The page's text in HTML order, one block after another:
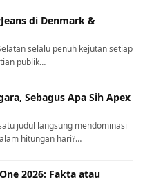
di Denmark &
selalu penuh kejutan setiap
publik…
Sebagus Apa Sih Apex
judul langsung mendominasi
hitungan hari?…
2026: Fakta atau